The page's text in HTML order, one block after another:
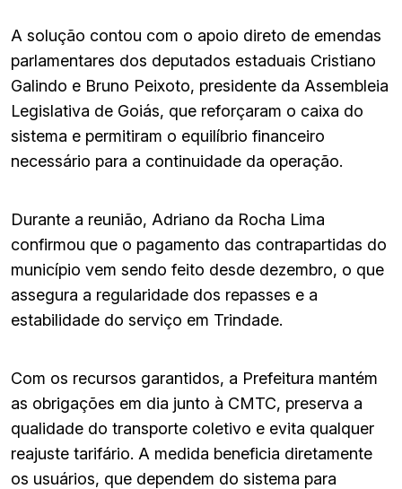
A solução contou com o apoio direto de emendas
parlamentares dos deputados estaduais Cristiano
Galindo e Bruno Peixoto, presidente da Assembleia
Legislativa de Goiás, que reforçaram o caixa do
sistema e permitiram o equilíbrio financeiro
necessário para a continuidade da operação.
Durante a reunião, Adriano da Rocha Lima
confirmou que o pagamento das contrapartidas do
município vem sendo feito desde dezembro, o que
assegura a regularidade dos repasses e a
estabilidade do serviço em Trindade.
Com os recursos garantidos, a Prefeitura mantém
as obrigações em dia junto à CMTC, preserva a
qualidade do transporte coletivo e evita qualquer
reajuste tarifário. A medida beneficia diretamente
os usuários, que dependem do sistema para